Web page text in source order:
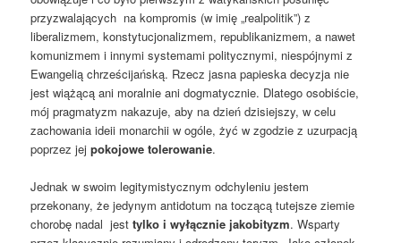
przyzwalających na kompromis (w imię „realpolitik”) z
liberalizmem, konstytucjonalizmem, republikanizmem, a nawet
komunizmem i innymi systemami politycznymi, niespójnymi z
Ewangelią chrześcijańską. Rzecz jasna papieska decyzja nie
jest wiążącą ani moralnie ani dogmatycznie. Dlatego osobiście,
mój pragmatyzm nakazuje, aby na dzień dzisiejszy, w celu
zachowania ideii monarchii w ogóle, żyć w zgodzie z uzurpacją
poprzez jejpokojowe tolerowanie.
Jednak w swoim legitymistycznym odchyleniu jestem
przekonany, że jedynym antidotum na toczącą tutejsze ziemie
chorobę nadal jesttylko i wyłącznie jakobityzm. Wsparty